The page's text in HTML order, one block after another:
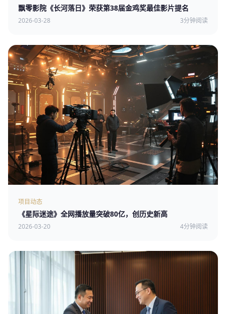
飘零影院《长河落日》荣获第38届金鸡奖最佳影片提名
2026-03-28 3分钟阅读
项目动态
《星际迷途》全网播放量突破80亿，创历史新高
2026-03-20 4分钟阅读